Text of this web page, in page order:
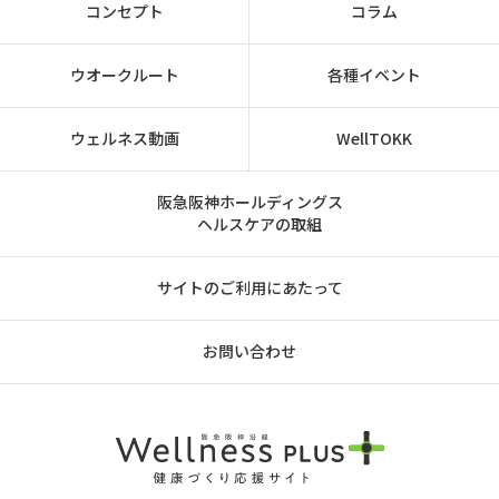
コンセプト コラム
ウオークルート 各種イベント
ウェルネス動画 WellTOKK
阪急阪神ホールディングス
ヘルスケアの取組
サイトのご利用にあたって
お問い合わせ